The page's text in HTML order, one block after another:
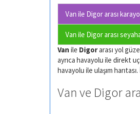
Van ile Digor arası
Van ile Digor arası
Van ile Digorarası yol
ayrıca havayolu ile direkt
havayolu ile ulaşım
Van ve Digor